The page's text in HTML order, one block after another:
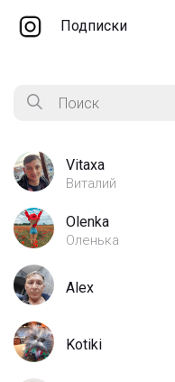
Подписки
Vitaxa
Виталий
Olenka
Оленька
Alex
Kotiki